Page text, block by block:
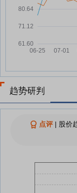
光回来
08-04
元件板
08-04
红板科
查
趋势研判
点评| 股价